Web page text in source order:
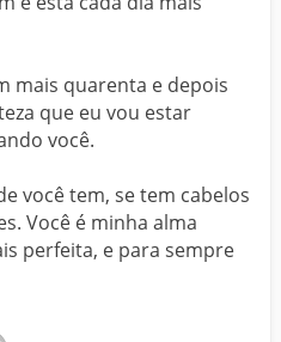
mais quarenta e depois
que eu vou estar
você.
você tem, se tem cabelos
Você é minha alma
perfeita, e para sempre